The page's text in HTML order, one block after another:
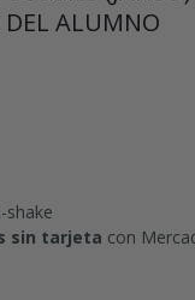
DEL ALUMNO
sin tarjeta con